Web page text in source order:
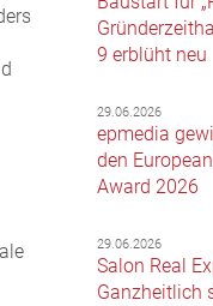
9 erblüht neu
29.06.2026
epmedia
den
Award 2026
29.06.2026
Salon Real
Ganzheitlich